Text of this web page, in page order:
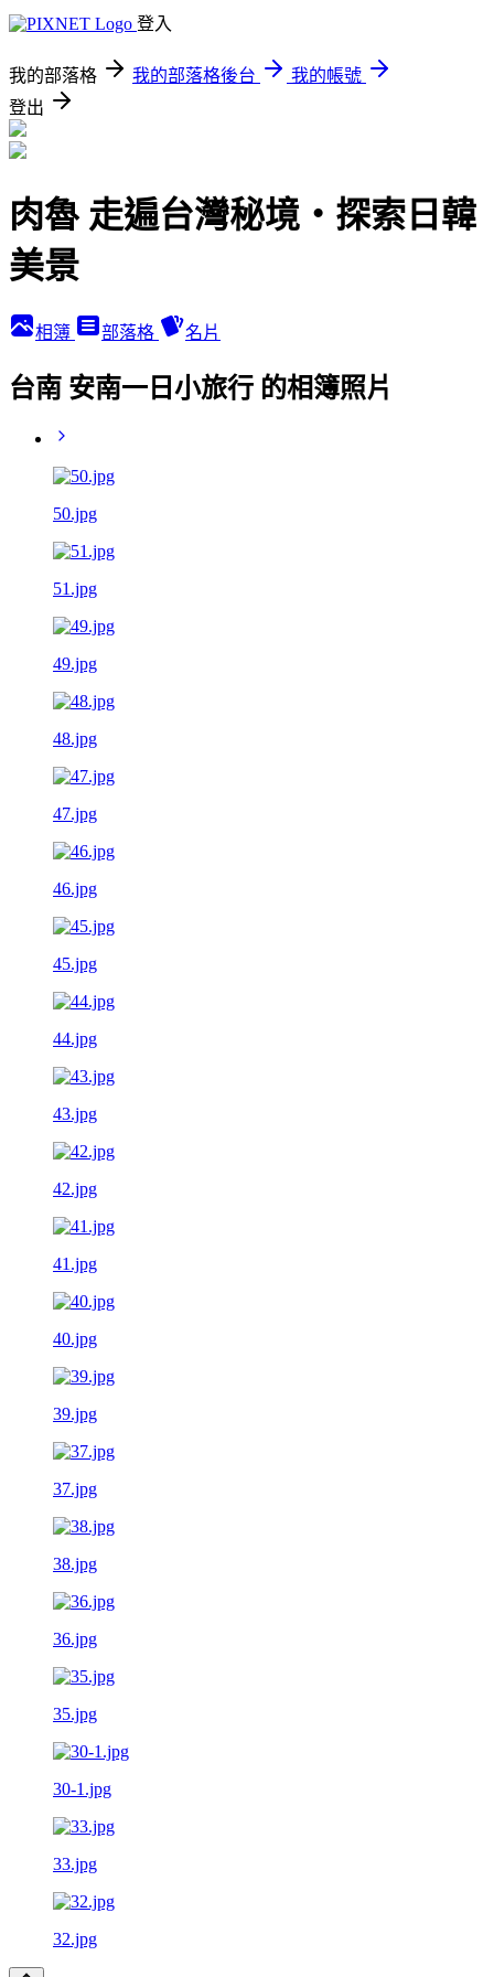
登入
我的部落格 我的部落格後台
我的帳號
登出
肉魯 走遍台灣秘境・探索日韓
美景
相簿 部落格 名片
台南 安南一日小旅行 的相簿照片
50.jpg
51.jpg
49.jpg
48.jpg
47.jpg
46.jpg
45.jpg
44.jpg
43.jpg
42.jpg
41.jpg
40.jpg
39.jpg
37.jpg
38.jpg
36.jpg
35.jpg
30-1.jpg
33.jpg
32.jpg